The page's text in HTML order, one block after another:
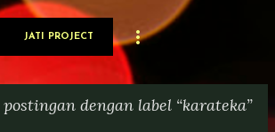
JATI PROJECT
dengan label karateka